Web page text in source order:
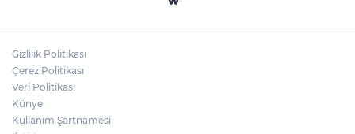
Gizlilik Politikası
Çerez Politikası
Veri Politikası
Künye
Kullanım Şartnamesi